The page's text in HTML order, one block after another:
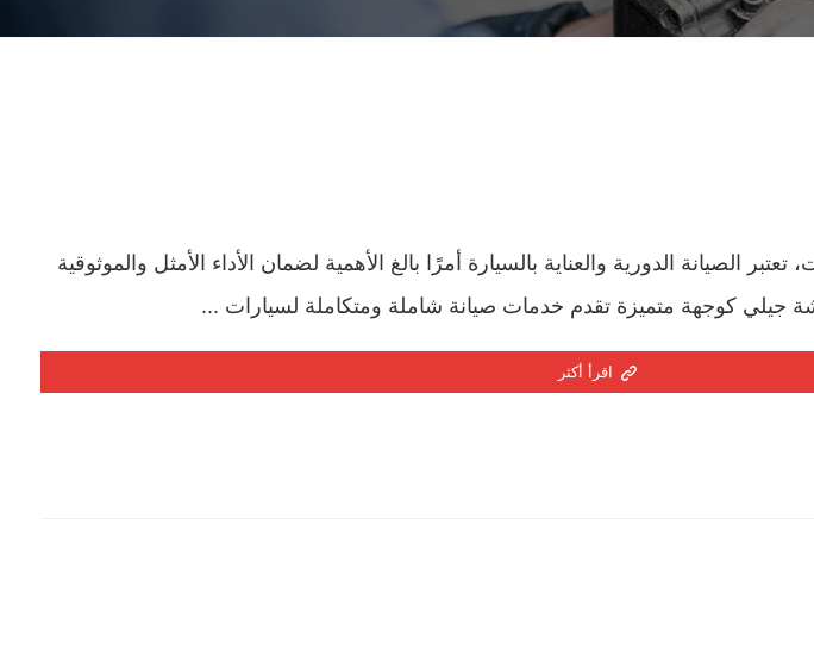
الصيانة الدورية والعناية بالسيارة أمرًا بالغ الأهمية لضمان الأداء الأمثل والموثوقية
جيلي كوجهة متميزة تقدم خدمات صيانة شاملة ومتكاملة لسيارات ...
اقرأ أكثر